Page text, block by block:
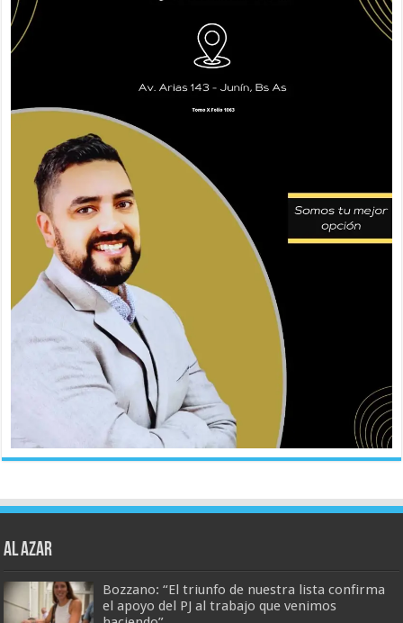
AL AZAR
Bozzano: “El triunfo de nuestra lista confirma
el apoyo del PJ al trabajo que venimos